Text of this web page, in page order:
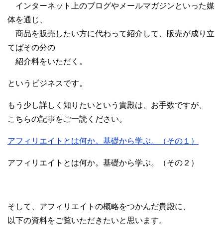
インターネット上のブログやメールマガジンといった媒
体を通じ、
商品を販売したい方に代わって紹介して、販売が成り立
てばその分の
紹介料をいただく。
というビジネスです。
もう少し詳しく知りたいという貴殿は、お手数ですが、
こちらの記事をご一読ください。
アフィリエイトとは何か。基礎から学ぶ。（その１）
アフィリエイトとは何か。基礎から学ぶ。（その２）
そして、アフィリエイトの概略をつかんだ貴殿に、
以下の資料をご覧いただきたいと思います。